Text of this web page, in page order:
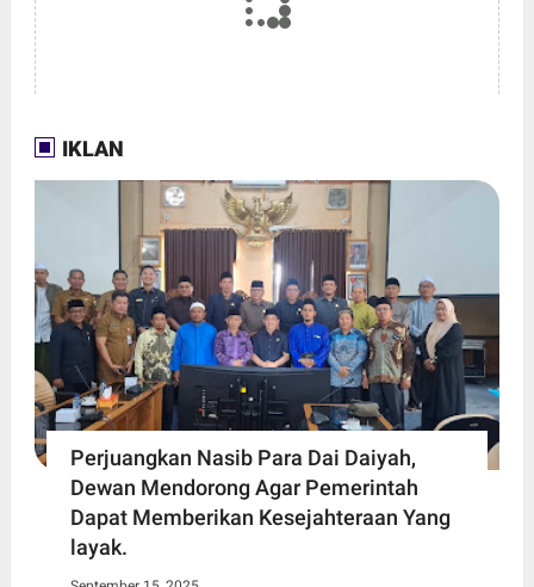
IKLAN
Perjuangkan Nasib Para Dai Daiyah,
Dewan Mendorong Agar Pemerintah
Dapat Memberikan Kesejahteraan Yang
layak.